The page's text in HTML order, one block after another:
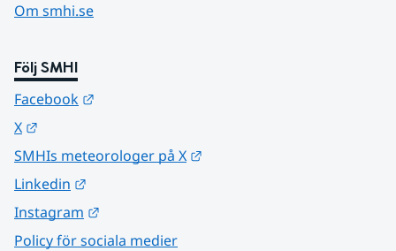
Om smhi.se
Följ SMHI
Facebook
X
SMHIs meteorologer på X
Linkedin
Instagram
Policy för sociala medier